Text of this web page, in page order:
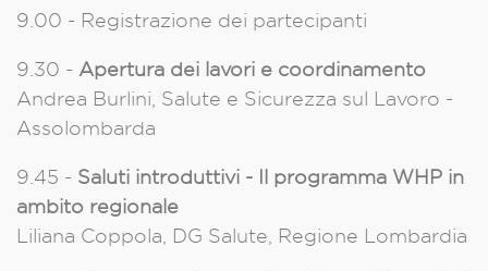
9.00 - Registrazione dei partecipanti
9.30 - Apertura dei lavori e coordinamento
Andrea Burlini, Salute e Sicurezza sul Lavoro -
Assolombarda
9.45 - Saluti introduttivi - Il programma WHP in
ambito regionale
Liliana Coppola, DG Salute, Regione Lombardia